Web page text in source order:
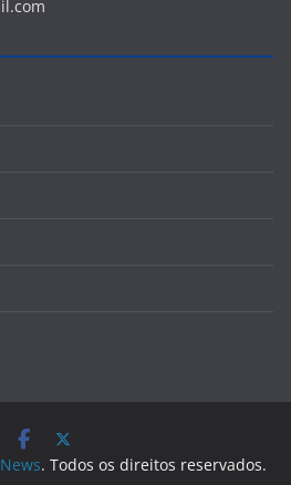
. Todos os direitos reservados.